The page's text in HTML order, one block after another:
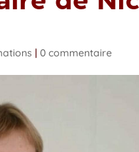
|0 commentaire